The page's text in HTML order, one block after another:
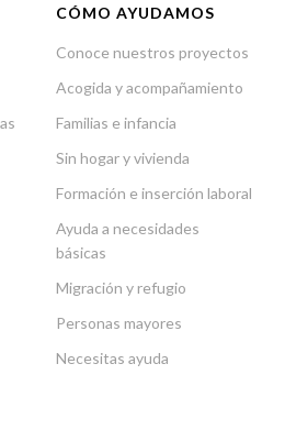
CÓMO AYUDAMOS
Conoce nuestros proyectos
Acogida y acompañamiento
Familias e infancia
Sin hogar y vivienda
Formación e inserción laboral
Ayuda a necesidades
básicas
Migración y refugio
Personas mayores
Necesitas ayuda